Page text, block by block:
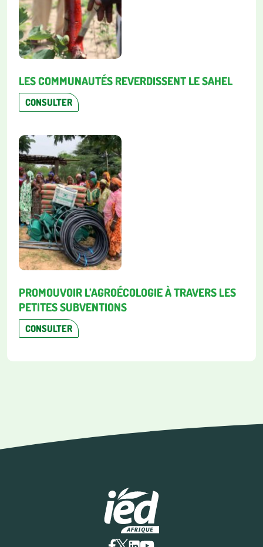
LES COMMUNAUTÉS REVERDISSENT LE SAHEL
CONSULTER
PROMOUVOIR L’AGROÉCOLOGIE À TRAVERS LES
PETITES SUBVENTIONS
CONSULTER